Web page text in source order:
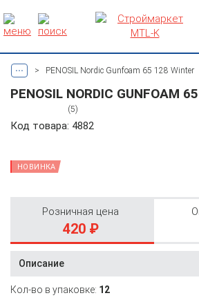
... > PENOSIL Nordic Gunfoam 65 128 Winter
PENOSIL NORDIC GUNFOAM
(5)
Код товара: 4882
НОВИНКА
Розничная цена
420 ₽
Описание
Кол-во в упаковке: 12